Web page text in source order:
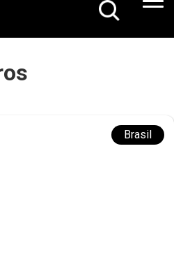
Brasil